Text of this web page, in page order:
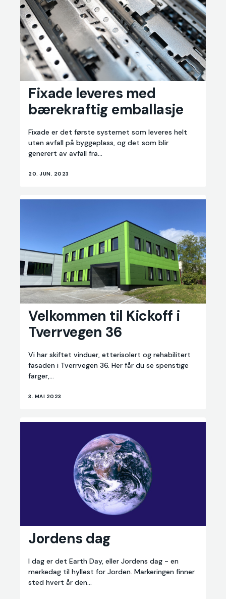
leveres
med
bærekraftig
Fixade leveres med
bærekraftig emballasje
Fixade er det første systemet som leveres helt
uten avfall på byggeplass, og det som blir
generert av avfall fra...
20. JUN. 2023
Kickoff
Velkommen til Kickoff i
Tverrvegen 36
Vi har skiftet vinduer, etterisolert og rehabilitert
fasaden i Tverrvegen 36. Her får du se spenstige
farger,...
3. MAI 2023
Jordens dag
I dag er det Earth Day, eller Jordens dag - en
merkedag til hyllest for Jorden. Markeringen finner
sted hvert år den...